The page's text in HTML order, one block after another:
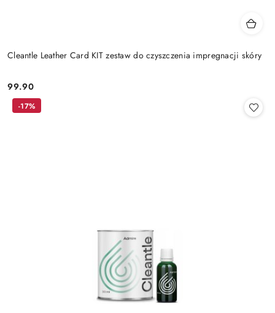
Cleantle Leather Card KIT zestaw do czyszczenia impregnacji skóry
Cena:
99.90
-17%